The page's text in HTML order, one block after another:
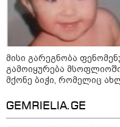
მისი გარეგნობა
გამოიყურება
მქონე ბიჭი, რომელიც
GEMRIELIA.GE